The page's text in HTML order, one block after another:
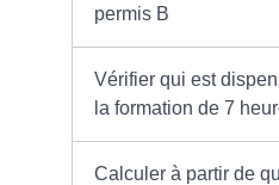
permis B
Vérifier qui est
la formation de 7
Calculer à partir de